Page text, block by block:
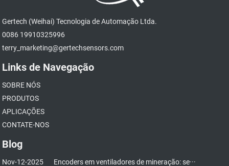
Gertech (Weihai) Tecnologia de Automação Ltda.
0086 19910325996
terry_marketing@gertechsensors.com
Links de Navegação
SOBRE NÓS
PRODUTOS
APLICAÇÕES
CONTATE-NOS
Blog
Nov-12-2025 Encoders em ventiladores de mineração: se···